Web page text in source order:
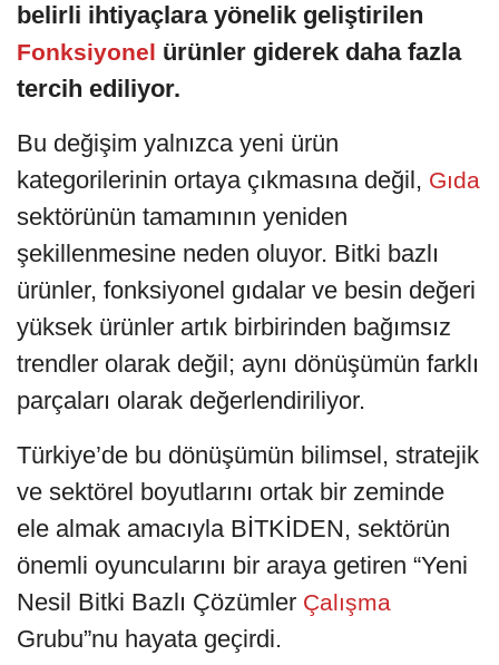
belirli ihtiyaçlara yönelik geliştirilen
Fonksiyonel ürünler giderek daha fazla
tercih ediliyor.
Bu değişim yalnızca yeni ürün
kategorilerinin ortaya çıkmasına değil, Gıda
sektörünün tamamının yeniden
şekillenmesine neden oluyor. Bitki bazlı
ürünler, fonksiyonel gıdalar ve besin değeri
yüksek ürünler artık birbirinden bağımsız
trendler olarak değil; aynı dönüşümün farklı
parçaları olarak değerlendiriliyor.
Türkiye’de bu dönüşümün bilimsel, stratejik
ve sektörel boyutlarını ortak bir zeminde
ele almak amacıyla BİTKİDEN, sektörün
önemli oyuncularını bir araya getiren “Yeni
Nesil Bitki Bazlı Çözümler Çalışma
Grubu”nu hayata geçirdi.